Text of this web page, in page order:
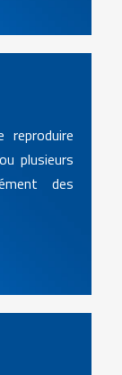
reproduire
plusieurs
des